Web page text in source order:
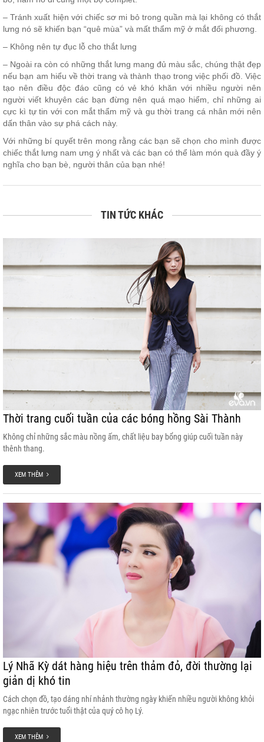
– Tránh xuất hiện với chiếc sơ mi bỏ trong quần mà lại không có thắt
lưng nó sẽ khiến bạn “quê mùa” và mất thẩm mỹ ở mắt đối phương.
– Không nên tự đục lỗ cho thắt lưng
– Ngoài ra còn có những thắt lưng mang đủ màu sắc, chúng thật đẹp
nếu bạn am hiểu về thời trang và thành thạo trong việc phối đồ. Việc
tạo nên điều độc đáo cũng có vẻ khó khăn với nhiều người nên
người viết khuyên các bạn đừng nên quá mạo hiểm, chỉ những ai
cực kì tự tin với con mắt thẩm mỹ và gu thời trang cá nhân mới nên
dấn thân vào sự phá cách này.
Với những bí quyết trên mong rằng các bạn sẽ chọn cho mình được
chiếc thắt lưng nam ưng ý nhất và các bạn có thể làm món quà đầy ý
nghĩa cho bạn bè, người thân của bạn nhé!
TIN TỨC KHÁC
Thời trang cuối tuần của các bóng hồng Sài Thành
Không chỉ những sắc màu nồng ấm, chất liệu bay bổng giúp cuối tuần này
thênh thang.
XEM THÊM
Lý Nhã Kỳ dát hàng hiệu trên thảm đỏ, đời thường lại
giản dị khó tin
Cách chọn đồ, tạo dáng nhí nhảnh thường ngày khiến nhiều người không khỏi
ngạc nhiên trước tuổi thật của quý cô họ Lý.
XEM THÊM